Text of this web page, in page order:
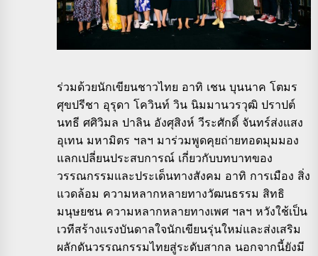
ร่วมด้วยนักเขียนชาวไทย อาทิ เชน บุนนาค โตมร
ศุขปรีชา อุรุดา โควินท์ วิน นิมมานวรวุฒิ ปราปต์
นทธี ศศิวิมล ปาลิน อังศุสิงห์ วีระศักดิ์ จันทร์ส่งแสง
อุเทน มหามิตร ฯลฯ มาร่วมพูดคุยถ่ายทอดมุมมอง
แลกเปลี่ยนประสบการณ์ เกี่ยวกับบทบาทของ
วรรณกรรมและประเด็นทางสังคม อาทิ การเมือง สิ่ง
แวดล้อม ความหลากหลายทางวัฒนธรรม สิทธิ
มนุษยชน ความหลากหลายทางเพศ ฯลฯ หวังใช้เป็น
เวทีสร้างแรงบันดาลใจนักเขียนรุ่นใหม่และส่งเสริม
ผลักดันวรรณกรรมไทยสู่ระดับสากล นอกจากนี้ยังมี